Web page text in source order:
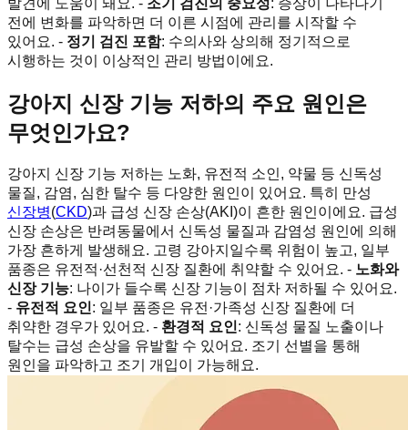
전에 변화를 파악하면 더 이른 시점에 관리를 시작할 수
있어요. - 정기 검진 포함: 수의사와 상의해 정기적으로
시행하는 것이 이상적인 관리 방법이에요.
강아지 신장 기능 저하의 주요 원인은
무엇인가요?
강아지 신장 기능 저하는 노화, 유전적 소인, 약물 등 신독성
물질, 감염, 심한 탈수 등 다양한 원인이 있어요. 특히 만성
신장병(CKD)과 급성 신장 손상(AKI)이 흔한 원인이에요. 급성
신장 손상은 반려동물에서 신독성 물질과 감염성 원인에 의해
가장 흔하게 발생해요. 고령 강아지일수록 위험이 높고, 일부
품종은 유전적·선천적 신장 질환에 취약할 수 있어요. - 노화와
신장 기능: 나이가 들수록 신장 기능이 점차 저하될 수 있어요.
- 유전적 요인: 일부 품종은 유전·가족성 신장 질환에 더
취약한 경우가 있어요. - 환경적 요인: 신독성 물질 노출이나
탈수는 급성 손상을 유발할 수 있어요. 조기 선별을 통해
원인을 파악하고 조기 개입이 가능해요.